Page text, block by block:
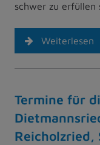
schwer zu erfüllen
Weiterlesen
Termine für
Reicholzried,